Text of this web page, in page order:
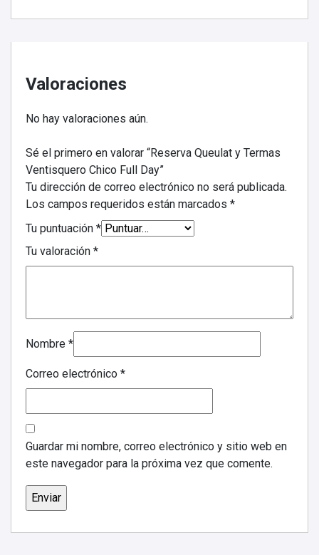
Valoraciones
No hay valoraciones aún.
Sé el primero en valorar “Reserva Queulat y Termas
Ventisquero Chico Full Day”
Tu dirección de correo electrónico no será publicada.
Los campos requeridos están marcados *
Tu puntuación *
Tu valoración *
Nombre *
Correo electrónico *
Guardar mi nombre, correo electrónico y sitio web en
este navegador para la próxima vez que comente.